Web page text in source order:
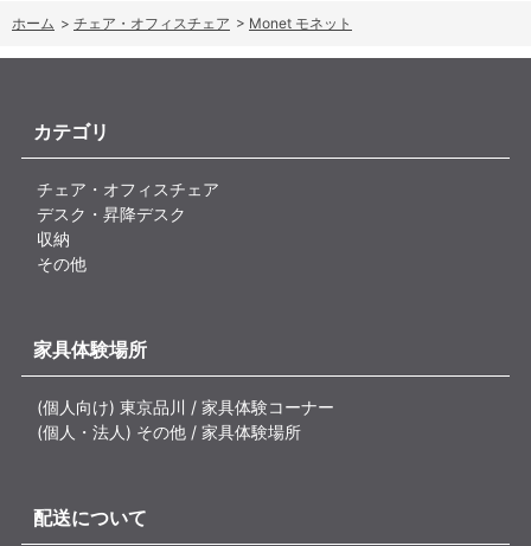
ホーム > チェア・オフィスチェア > Monet モネット
カテゴリ
チェア・オフィスチェア
デスク・昇降デスク
収納
その他
家具体験場所
(個人向け) 東京品川 / 家具体験コーナー
(個人・法人) その他 / 家具体験場所
配送について